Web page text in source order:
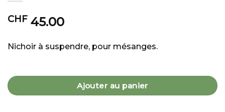
CHF 45.00
Nichoir à suspendre, pour mésanges.
Ajouter au panier